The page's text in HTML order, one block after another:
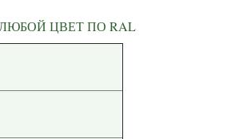
ЦВЕТ ПО RAL
деформаций